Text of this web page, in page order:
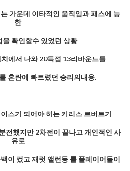
가운데 이타적인 움직임과 패스에 능
한
을 확인할수 있었던 상황
에서 나와 20득점 13리바운드를
혼란에 빠트렸던 승리의내용.
스가 되어야 하는 카리스 르버트가
전했지만 2차전이 끝나고 개인적인 사
유로
이 컸고 재럿 앨런등 롤 플레이어들이